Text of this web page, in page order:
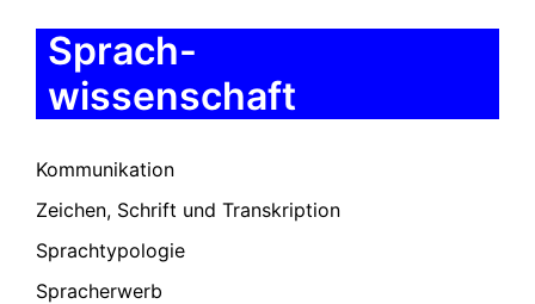
Sprach-
wissenschaft
Kommunikation
Zeichen, Schrift und Transkription
Sprachtypologie
Spracherwerb